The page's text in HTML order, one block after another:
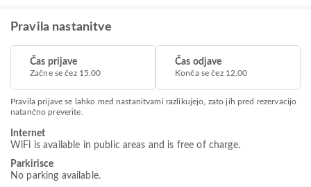
Pravila nastanitve
Čas prijave
Začne se čez 15.00
Čas odjave
Konča se čez 12.00
Pravila prijave se lahko med nastanitvami razlikujejo, zato jih pred rezervacijo
natančno preverite.
Internet
WiFi is available in public areas and is free of charge.
Parkirisce
No parking available.